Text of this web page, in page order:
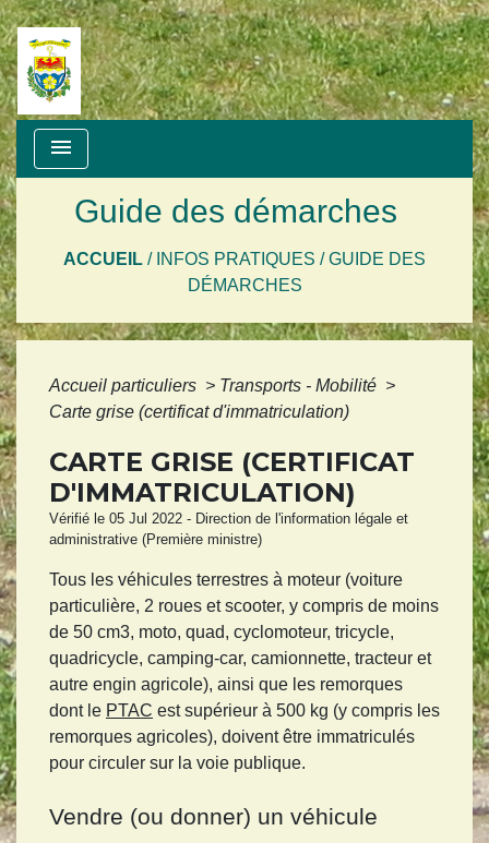
menu
Guide des démarches
ACCUEIL / INFOS PRATIQUES /GUIDE DES
DÉMARCHES
Accueil particuliers > Transports - Mobilité >
Carte grise (certificat d'immatriculation)
CARTE GRISE (CERTIFICAT
D'IMMATRICULATION)
Vérifié le 05 Jul 2022 - Direction de l'information légale et
administrative (Première ministre)
Tous les véhicules terrestres à moteur (voiture
particulière, 2 roues et scooter, y compris de moins
de 50 cm3, moto, quad, cyclomoteur, tricycle,
quadricycle, camping-car, camionnette, tracteur et
autre engin agricole), ainsi que les remorques
dont le PTAC est supérieur à 500 kg (y compris les
remorques agricoles), doivent être immatriculés
pour circuler sur la voie publique.
Vendre (ou donner) un véhicule